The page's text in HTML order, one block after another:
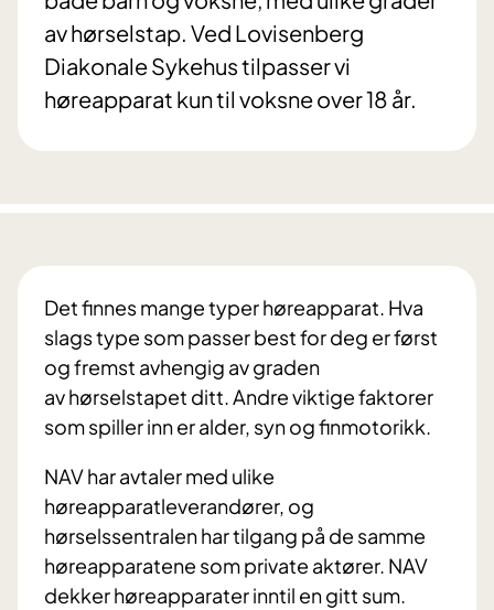
av hørselstap. Ved Lovisenberg
Diakonale Sykehus tilpasser vi
høreapparat kun til voksne over 18 år.
Det finnes mange typer høreapparat. Hva
slags type som passer best for deg er først
og fremst avhengig av graden
av hørselstapet ditt. Andre viktige faktorer
som spiller inn er alder, syn og finmotorikk.
NAV har avtaler med ulike
høreapparatleverandører, og
hørselssentralen har tilgang på de samme
høreapparatene som private aktører. NAV
dekker høreapparater inntil en gitt sum.